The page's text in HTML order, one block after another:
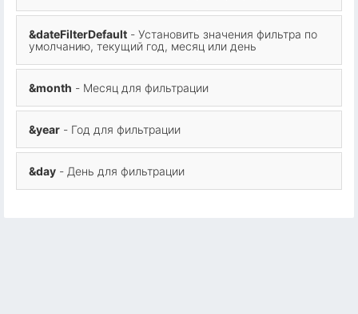
&dateFilterDefault - Установить значения фильтра по
умолчанию, текущий год, месяц или день
&month - Месяц для фильтрации
&year - Год для фильтрации
&day - День для фильтрации